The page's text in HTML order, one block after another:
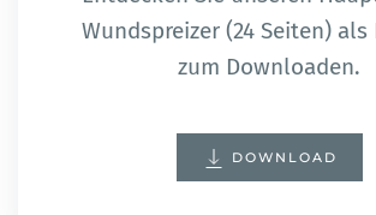
Wundspreizer (24 Seiten) als
zum Downloaden.
DOWNLOAD